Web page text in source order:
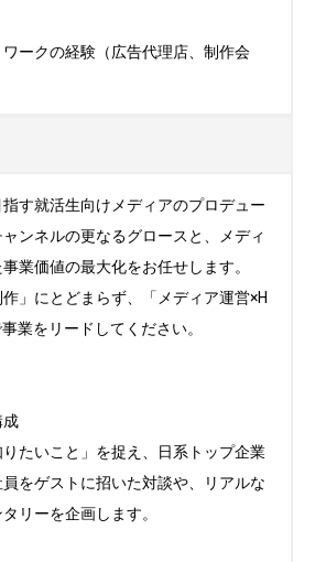
ワークの経験（広告代理店、制作会
指す就活生向けメディアのプロデュー
ンネルの更なるグロースと、メディ
業価値の最大化をお任せします。
」にとどまらず、「メディア運営×H
業をリードしてください。
りたいこと」を捉え、日系トップ企業
をゲストに招いた対談や、リアルな
リーを企画します。